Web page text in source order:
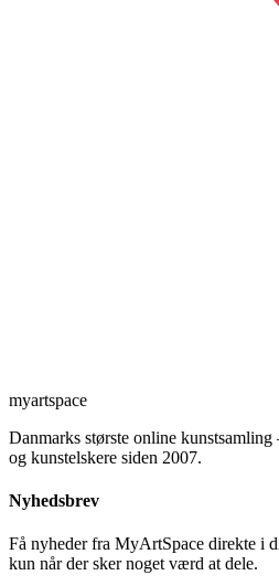
myartspace
Danmarks største online
og kunstelskere siden 2007.
Nyhedsbrev
Få nyheder fra MyArtSpace direkte i
kun når der sker noget værd at dele.